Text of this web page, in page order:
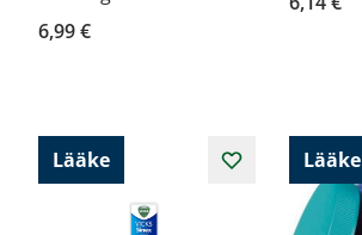
6,99 €
Lääke Lääke